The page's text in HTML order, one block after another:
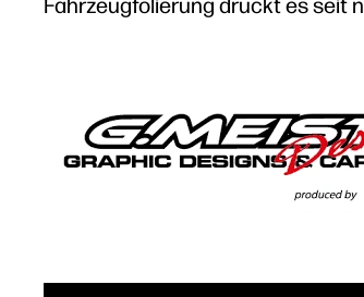
Fahrzeugfolierung druckt es seit